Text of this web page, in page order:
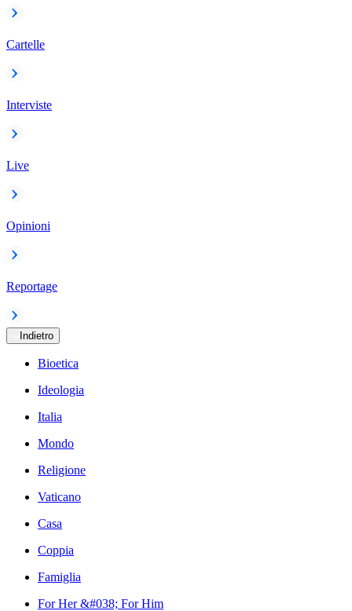
Cartelle
Interviste
Live
Opinioni
Reportage
Indietro
Bioetica
Ideologia
Italia
Mondo
Religione
Vaticano
Casa
Coppia
Famiglia
For Her &#038; For Him